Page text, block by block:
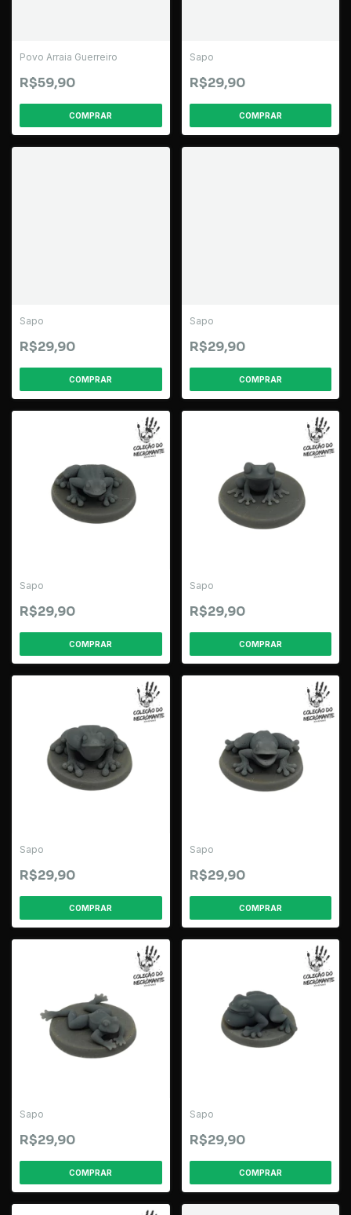
Povo Arraia Guerreiro
R$59,90
Sapo
R$29,90
Sapo
R$29,90
Sapo
R$29,90
Sapo
R$29,90
Sapo
R$29,90
Sapo
R$29,90
Sapo
R$29,90
Sapo
R$29,90
Sapo
R$29,90